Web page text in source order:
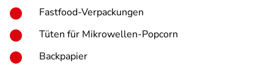
Fastfood-Verpackungen
Tüten für Mikrowellen-Popcorn
Backpapier